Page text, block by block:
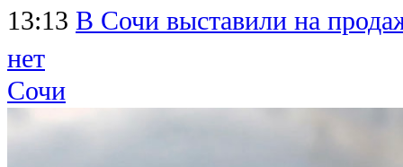
13:13 В Сочи выставили на
нет
Сочи